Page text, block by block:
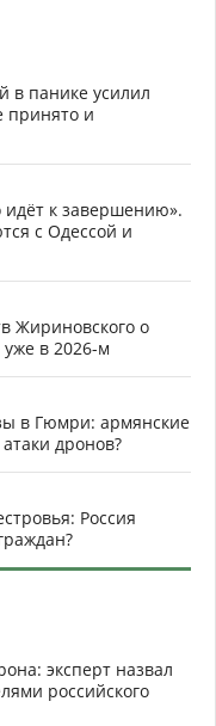
в панике усилил
принято и
к завершению».
с Одессой и
Жириновского о
в 2026-м
в Гюмри: армянские
дронов?
Россия
эксперт назвал
российского